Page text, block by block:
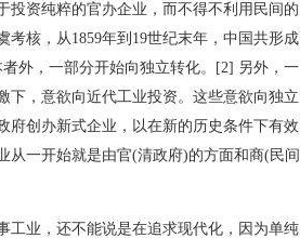
投资纯粹的官办企业，而不得不利用民间的
核，从1859年到19世纪末年，中国共形成
外，一部分开始向独立转化。[2] 另外，一
下，意欲向近代工业投资。这些意欲向独立
府创办新式企业，以在新的历史条件下有效
从一开始就是由官(清政府)的方面和商(民间
工业，还不能说是在追求现代化，因为单纯